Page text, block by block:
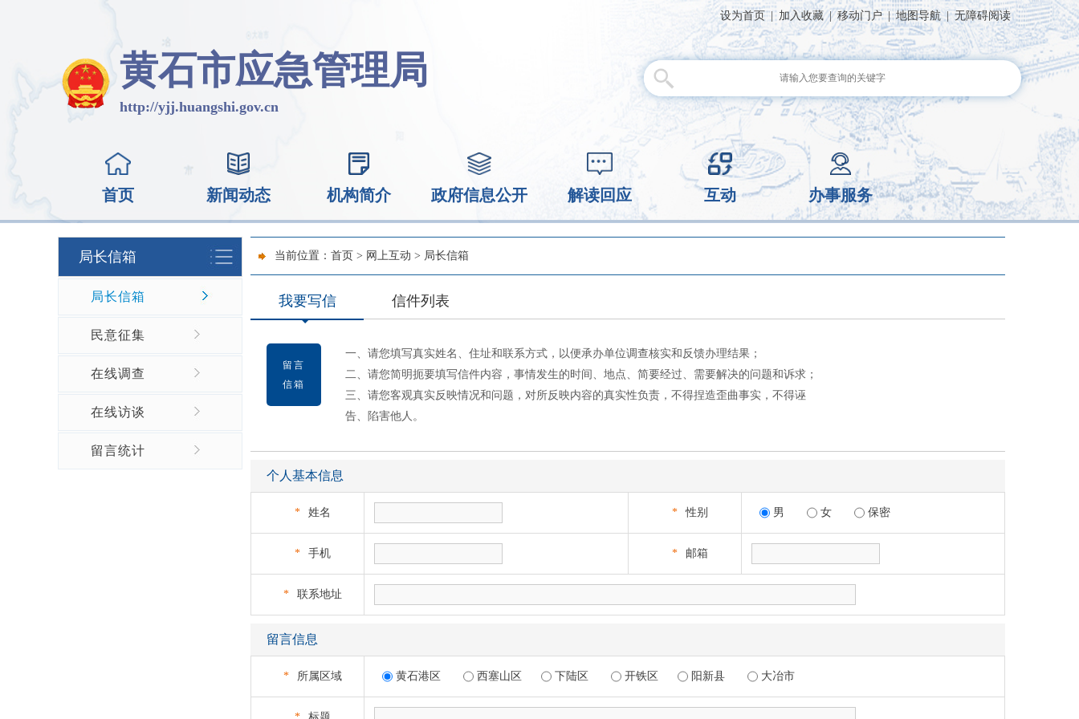
设为首页 | 加入收藏 | 移动门户 | 地图导航 | 无障碍阅读
黄石市应急管理局
http://yjj.huangshi.gov.cn
首页 新闻动态 机构简介 政府信息公开 解读回应 互动 办事服务
局长信箱
局长信箱
民意征集
在线调查
在线访谈
留言统计
当前位置： 首页 > 网上互动 > 局长信箱
我要写信 信件列表
留言
信箱
一、请您填写真实姓名、住址和联系方式，以便承办单位调查核实和反馈办理结果；
二、请您简明扼要填写信件内容，事情发生的时间、地点、简要经过、需要解决的问题和诉求；
三、请您客观真实反映情况和问题，对所反映内容的真实性负责，不得捏造歪曲事实，不得诬
告、陷害他人。
个人基本信息
* 姓名 * 性别 男 女 保密
* 手机 * 邮箱
* 联系地址
留言信息
* 所属区域 黄石港区 西塞山区 下陆区 开铁区 阳新县 大冶市